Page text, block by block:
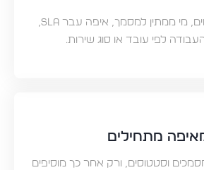
כמה תיקים פתוחים, מי ממתין למסמך, איפה עבר SLA,
לפי עובד או סוג שירות.
מתחילים
וסטטוסים, ורק אחר כך מוסיפים